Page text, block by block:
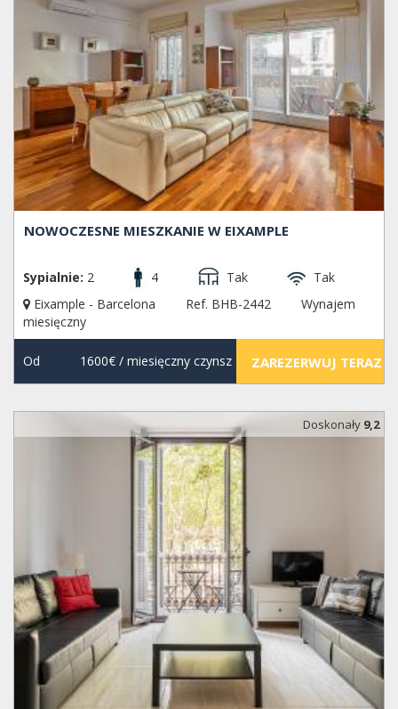
NOWOCZESNE MIESZKANIE W EIXAMPLE
Sypialnie: 2 4 Tak
Tak
Eixample - Barcelona
Ref. BHB-2442
Wynajem
miesięczny
Od 1600€/ miesięczny czynsz ZAREZERWUJ TERAZ
Doskonały 9,2